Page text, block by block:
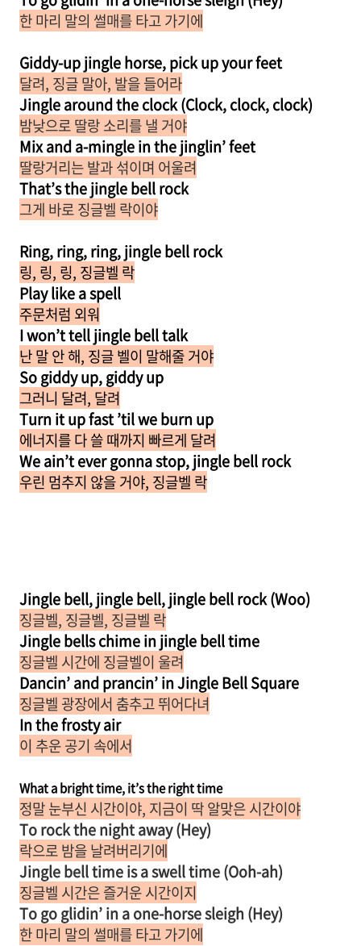
한 마리 말의 썰매를 타고 가기에
Giddy-up jingle horse, pick up your feet
달려, 징글 말아, 발을 들어라
Jinglе around the clock (Clock, clock, clock)
밤낮으로 딸랑 소리를 낼 거야
Mix and a-mingle in the jinglin’ feet
딸랑거리는 발과 섞이며 어울려
That’s the jingle bell rock
그게 바로 징글벨 락이야
Ring, ring, ring, jingle bell rock
링, 링, 링, 징글벨 락
Play like a spell
주문처럼 외워
I won’t tell jingle bell talk
난 말 안 해, 징글 벨이 말해줄 거야
So giddy up, giddy up
그러니 달려, 달려
Turn it up fast ’til we burn up
에너지를 다 쓸 때까지 빠르게 달려
We ain’t ever gonna stop, jingle bell rock
우린 멈추지 않을 거야, 징글벨 락
Jingle bell, jingle bell, jingle bell rock (Woo)
징글벨, 징글벨, 징글벨 락
Jingle bells chime in jingle bell time
징글벨 시간에 징글벨이 울려
Dancin’ and prancin’ in Jingle Bell Square
징글벨 광장에서 춤추고 뛰어다녀
In the frosty air
이 추운 공기 속에서
What a bright time, it’s the right time
정말 눈부신 시간이야, 지금이 딱 알맞은 시간이야
To rock the night away (Hey)
락으로 밤을 날려버리기에
Jingle bell time is a swell time (Ooh-ah)
징글벨 시간은 즐거운 시간이지
To go glidin’ in a one-horse slеigh (Hey)
한 마리 말의 썰매를 타고 가기에